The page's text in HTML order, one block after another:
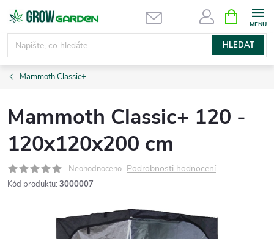
Přejít
obsah
HLEDAT
NÁKUPNÍ
KOŠÍK
Mammoth Classic+
Mammoth Classic+ 120 -
120x120x200 cm
Neohodnoceno Podrobnosti hodnocení
Kód produktu: 3000007